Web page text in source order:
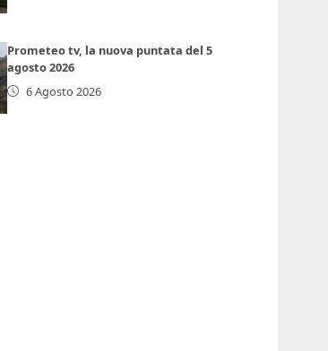
Prometeo tv, la nuova puntata del 5
agosto 2026
6 Agosto 2026